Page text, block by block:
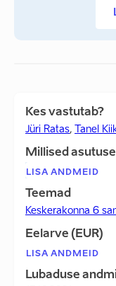
Kes vastutab?
Jüri Ratas, Tanel
Millised
LISA ANDMEID
Teemad
Keskerakonna 6
Eelarve (EUR)
LISA ANDMEID
Lubaduse